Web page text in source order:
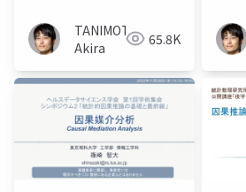
TANIMOTO
Akira
65.8K